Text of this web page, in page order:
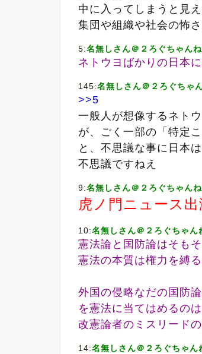
中に入ってしまうと見
集団や組織や社会の怖
5:名無しさん＠２ろぐちゃん
ネトウヨばかりの日本
145:名無しさん＠２ろぐちゃ
>>5
一般人が想像するネト
が、ごく一部の「特定
と、不思議な事に日本
不思議ですねえ
9:名無しさん＠２ろぐちゃん
虎ノ門ニュース
10:名無しさん＠２ろぐちゃん
憲法論と国防論はそも
憲法の本質は権力を縛
外国の侵略なだの国防
を憲法に当てはめるのは
改憲論者のミスリード
14:名無しさん＠２ろぐちゃん